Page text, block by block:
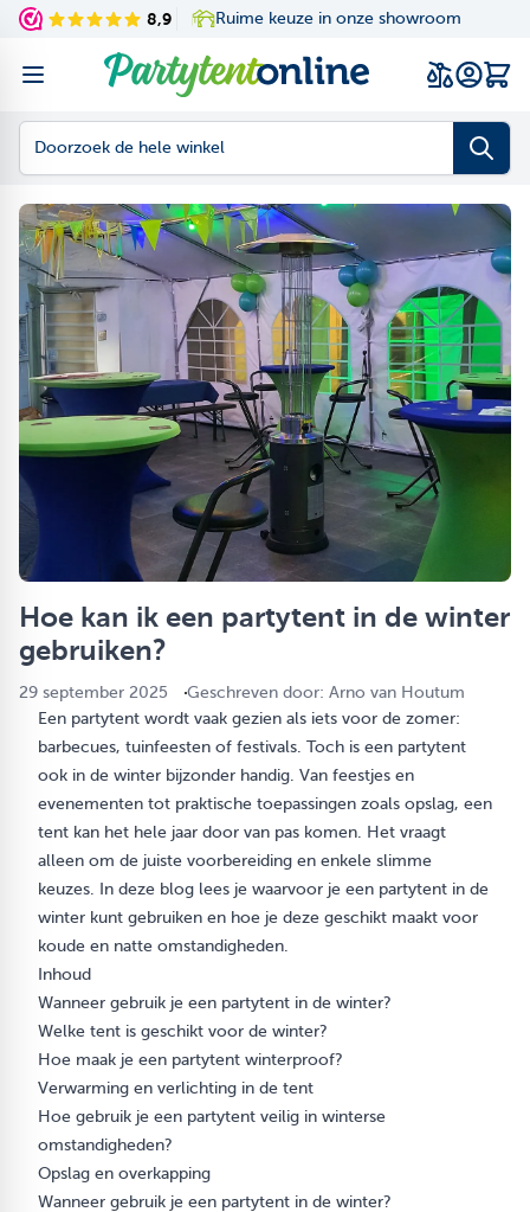
Ga naar de inhoud8,9 Navigating through
Press to skip the
kwaliteit garantie Ruime keuze in onze showroom
Hoe kan ik een partytent in de winter
gebruiken?
29 september 2025
Geschreven door: Arno van Houtum
Een partytent wordt vaak gezien als iets voor de zomer:
barbecues, tuinfeesten of festivals. Toch is een partytent
ook in de winter bijzonder handig. Van feestjes en
evenementen tot praktische toepassingen zoals opslag, een
tent kan het hele jaar door van pas komen. Het vraagt
alleen om de juiste voorbereiding en enkele slimme
keuzes. In deze blog lees je waarvoor je een partytent in de
winter kunt gebruiken en hoe je deze geschikt maakt voor
koude en natte omstandigheden.
Inhoud
Wanneer gebruik je een partytent in de winter?
Welke tent is geschikt voor de winter?
Hoe maak je een partytent winterproof?
Verwarming en verlichting in de tent
Hoe gebruik je een partytent veilig in winterse
omstandigheden?
Opslag en overkapping
Wanneer gebruik je een partytent in de winter?